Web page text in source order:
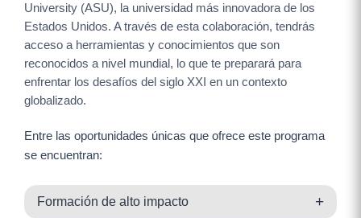
University (ASU), la universidad más innovadora de los
Estados Unidos. A través de esta colaboración, tendrás
acceso a herramientas y conocimientos que son
reconocidos a nivel mundial, lo que te preparará para
enfrentar los desafíos del siglo XXI en un contexto
globalizado.
Entre las oportunidades únicas que ofrece este programa
se encuentran:
Formación de alto impacto +